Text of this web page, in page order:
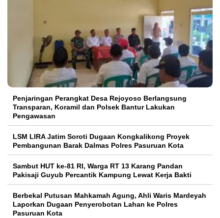
Penjaringan Perangkat Desa Rejoyoso Berlangsung
Transparan, Koramil dan Polsek Bantur Lakukan
Pengawasan
LSM LIRA Jatim Soroti Dugaan Kongkalikong Proyek
Pembangunan Barak Dalmas Polres Pasuruan Kota
Sambut HUT ke-81 RI, Warga RT 13 Karang Pandan
Pakisaji Guyub Percantik Kampung Lewat Kerja Bakti
Berbekal Putusan Mahkamah Agung, Ahli Waris Mardeyah
Laporkan Dugaan Penyerobotan Lahan ke Polres
Pasuruan Kota